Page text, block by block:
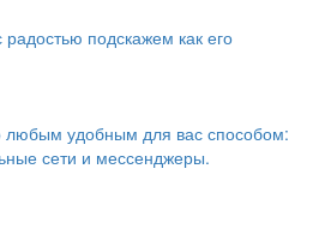
подскажем как его
любым удобным для вас способом:
сети и мессенджеры.